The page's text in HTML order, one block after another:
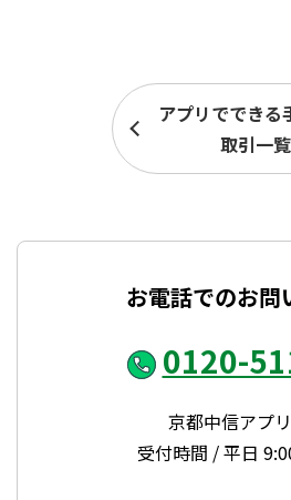
アプリでできる
取引一覧
お電話でのお問
0120-
京都中信アプ
受付時間 / 平日